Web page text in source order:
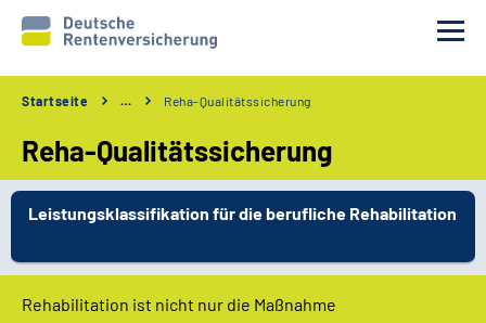
Unsere Verfahren
Wir über uns
Startseite … Reha-Qualitätssicherung
Reha-Qualitätssicherung
Leistungsklassifikation für die berufliche Rehabilitation
Rehabilitation ist nicht nur die Maßnahme